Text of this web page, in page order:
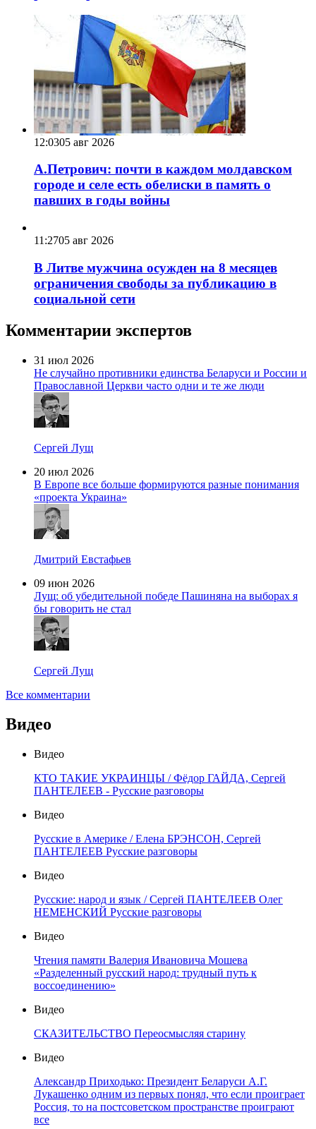
12:0305 авг 2026
А.Петрович: почти в каждом молдавском
городе и селе есть обелиски в память о
павших в годы войны
11:2705 авг 2026
В Литве мужчина осужден на 8 месяцев
ограничения свободы за публикацию в
социальной сети
Комментарии экспертов
31 июл 2026
Не случайно противники единства Беларуси и России и
Православной Церкви часто одни и те же люди
Сергей Лущ
20 июл 2026
В Европе все больше формируются разные понимания
«проекта Украина»
Дмитрий Евстафьев
09 июн 2026
Лущ: об убедительной победе Пашиняна на выборах я
бы говорить не стал
Сергей Лущ
Все комментарии
Видео
Видео
КТО ТАКИЕ УКРАИНЦЫ / Фёдор ГАЙДА, Сергей
ПАНТЕЛЕЕВ - Русские разговоры
Видео
Русские в Америке / Елена БРЭНСОН, Сергей
ПАНТЕЛЕЕВ Русские разговоры
Видео
Русские: народ и язык / Сергей ПАНТЕЛЕЕВ Олег
НЕМЕНСКИЙ Русские разговоры
Видео
Чтения памяти Валерия Ивановича Мошева
«Разделенный русский народ: трудный путь к
воссоединению»
Видео
СКАЗИТЕЛЬСТВО Переосмысляя старину
Видео
Александр Приходько: Президент Беларуси А.Г.
Лукашенко одним из первых понял, что если проиграет
Россия, то на постсоветском пространстве проиграют
все